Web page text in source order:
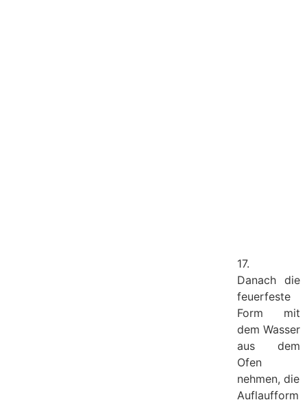
17.
Danach die
feuerfeste
Form mit
dem Wasser
aus dem
Ofen
nehmen, die
Auflaufform